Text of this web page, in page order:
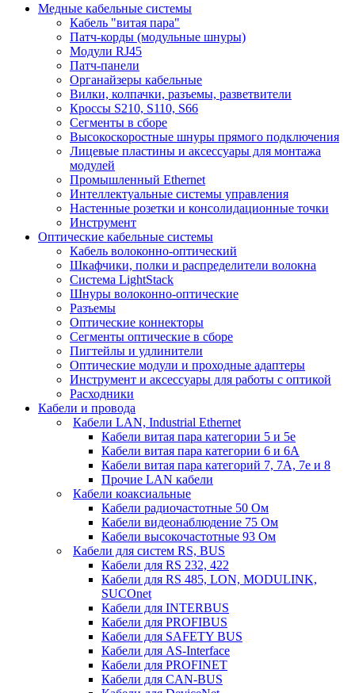
Медные кабельные системы
Кабель "витая пара"
Патч-корды (модульные шнуры)
Модули RJ45
Патч-панели
Органайзеры кабельные
Вилки, колпачки, разъемы, разветвители
Кроссы S210, S110, S66
Сегменты в сборе
Высокоскоростные шнуры прямого подключения
Лицевые пластины и аксессуары для монтажа
модулей
Промышленный Ethernet
Интеллектуальные системы управления
Настенные розетки и консолидационные точки
Инструмент
Оптические кабельные системы
Кабель волоконно-оптический
Шкафчики, полки и распределители волокна
Система LightStack
Шнуры волоконно-оптические
Разъемы
Оптические коннекторы
Сегменты оптические в сборе
Пигтейлы и удлинители
Оптические модули и проходные адаптеры
Инструмент и аксессуары для работы с оптикой
Расходники
Кабели и провода
Кабели LAN, Industrial Ethernet
Кабели витая пара категории 5 и 5е
Кабели витая пара категории 6 и 6A
Кабели витая пара категорий 7, 7А, 7е и 8
Прочие LAN кабели
Кабели коаксиальные
Кабели радиочастотные 50 Ом
Кабели видеонаблюдение 75 Ом
Кабели высокочастотные 93 Ом
Кабели для систем RS, BUS
Кабели для RS 232, 422
Кабели для RS 485, LON, MODULINK,
SUCOnet
Кабели для INTERBUS
Кабели для PROFIBUS
Кабели для SAFETY BUS
Кабели для AS-Interface
Кабели для PROFINET
Кабели для CAN-BUS